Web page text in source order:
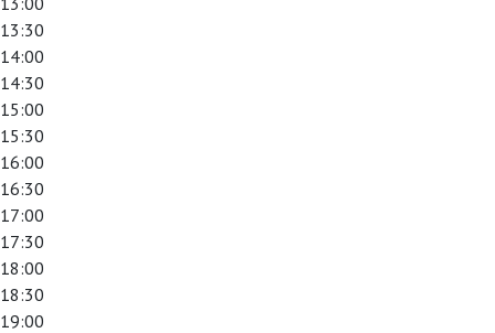
13:30
14:00
14:30
15:00
15:30
16:00
16:30
17:00
17:30
18:00
18:30
19:00